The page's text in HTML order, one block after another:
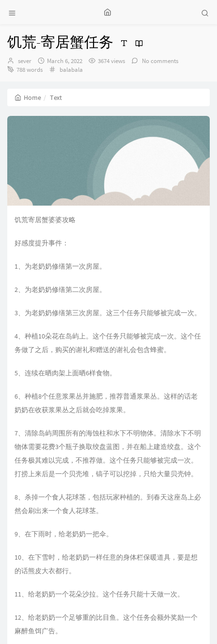
饥荒-寄居蟹任务
Author：
sever
发
布
March 6, 2022 3674 views
No comments
788 words
Categories：
balabala
Home Text
饥荒寄居蟹婆婆攻略
好感度提升事件：
1、为老奶奶修缮第一次房屋。
2、为老奶奶修缮第二次房屋。
3、为老奶奶修缮第三次房屋。这三个任务只能够被完成一次。
4、种植10朵花在岛屿上。这个任务只能够被完成一次。这个任
务做了之后，购买的谢礼和赠送的谢礼会包含蜂蜜。
5、连续在晒肉架上面晒6样食物。
6、种植8个任意浆果丛并施肥，推荐普通浆果丛。这样的话老
奶奶在收获浆果丛之后就会吃掉浆果。
7、清除岛屿周围所有的海蚀柱和水下不明物体。清除水下不明
物体需要花费3个瓶子换取绞盘蓝图，并在船上建造绞盘。这个
任务极其难以完成，不推荐做。这个任务只能够被完成一次。
打捞上来后是一个贝壳堆，镐子可以挖掉，只给大量贝壳钟。
8、杀掉一个食人花球茎，包括玩家种植的。到春天这座岛上必
然会刷出来一个食人花球茎。
9、在下雨时，给老奶奶一把伞。
10、在下雪时，给老奶奶一样任意的身体栏保暖道具，要是想
的话熊皮大衣都行。
11、给老奶奶一个花朵沙拉。这个任务只能十天做一次。
12、给老奶奶一个足够重的比目鱼。这个任务会额外奖励一个
麻醉鱼饵广告。